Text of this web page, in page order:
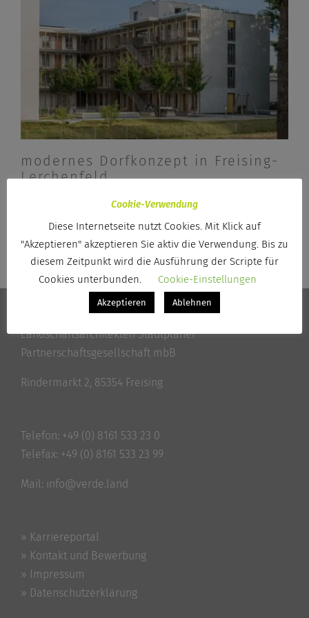
modernes Dorfkonzept in Freising-
Lerchenfeld
Landschaftsarchitekten Stadtplaner
Partnerschaftsgesellschaft mbB
Rindermarkt 2, 85354 Freising
Telefon: +49 (0) 8161 533 23 0
Telefax: +49 (0) 8161 533 23 99
Mail: info@verde.land
» Karriereportal
» Kontakt und Bewerbung
» Impressum
» Datenschutzerklärung
Cookie-Verwendung
Diese Internetseite nutzt Cookies. Mit Klick auf
"Akzeptieren" akzeptieren Sie aktiv die Verwendung. Bis zu
diesem Zeitpunkt wird die Ausführung der Scripte für
Cookies unterbunden.
Cookie-Einstellungen
Akzeptieren Ablehnen